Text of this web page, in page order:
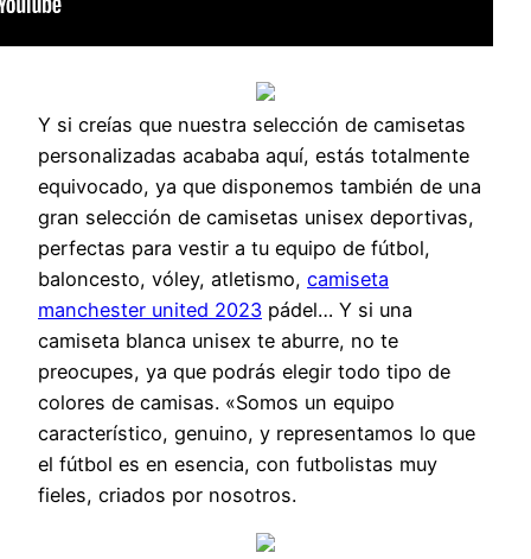
Y si creías que nuestra selección de camisetas
personalizadas acababa aquí, estás totalmente
equivocado, ya que disponemos también de una
gran selección de camisetas unisex deportivas,
perfectas para vestir a tu equipo de fútbol,
baloncesto, vóley, atletismo, camiseta
manchester united 2023 pádel… Y si una
camiseta blanca unisex te aburre, no te
preocupes, ya que podrás elegir todo tipo de
colores de camisas. «Somos un equipo
característico, genuino, y representamos lo que
el fútbol es en esencia, con futbolistas muy
fieles, criados por nosotros.